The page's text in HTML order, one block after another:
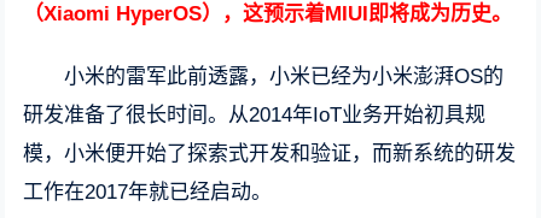
（Xiaomi HyperOS），这预示着MIUI即将成为历史。
小米的雷军此前透露，小米已经为小米澎湃OS的
研发准备了很长时间。从2014年IoT业务开始初具规
模，小米便开始了探索式开发和验证，而新系统的研发
工作在2017年就已经启动。